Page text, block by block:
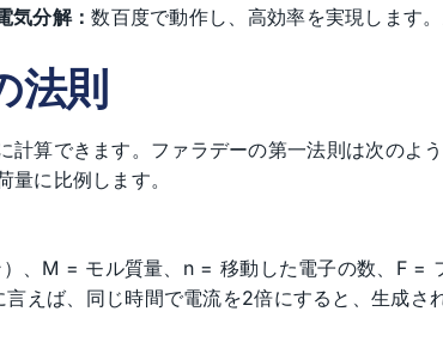
気分解：数百度で動作し、高効率を実現します。
法則
計算できます。ファラデーの第一法則は次のよ
量に比例します。
、M = モル質量、n = 移動した電子の数、F =
えば、同じ時間で電流を2倍にすると、生成さ